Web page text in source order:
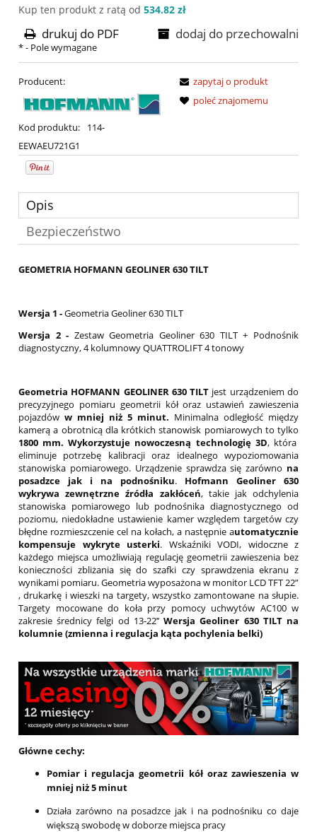
Kup ten produkt z ratą od 534.82 zł
dodaj do przechowalni
drukuj do PDF
*- Pole wymagane
Producent:
Kod produktu:
114-
EEWAEU721G1
zapytaj o produkt
poleć znajomemu
Opis
Bezpieczeństwo
GEOMETRIA HOFMANN GEOLINER 630 TILT
Wersja 1 -Geometria Geoliner 630 TILT
Wersja 2 - Zestaw Geometria Geoliner 630 TILT + Podnośnik
diagnostyczny, 4 kolumnowy QUATTROLIFT 4 tonowy
Geometria HOFMANN GEOLINER 630 TILT jest urządzeniem do
precyzyjnego pomiaru geometrii kół oraz ustawień zawieszenia
pojazdów w mniej niż 5 minut. Minimalna odległość między
kamerą a obrotnicą dla krótkich stanowisk pomiarowych to tylko
1800 mm. Wykorzystuje nowoczesną technologię 3D, która
eliminuje potrzebę kalibracji oraz idealnego wypoziomowania
stanowiska pomiarowego. Urządzenie sprawdza się zarówno na
posadzce jak i na podnośniku. Hofmann Geoliner 630
wykrywa zewnętrzne źródła zakłóceń, takie jak odchylenia
stanowiska pomiarowego lub podnośnika diagnostycznego od
poziomu, niedokładne ustawienie kamer względem targetów czy
błędne rozmieszczenie cel na kołach, a następnie automatycznie
kompensuje wykryte usterki. Wskaźniki VODI, widoczne z
każdego miejsca umożliwiają regulację geometrii zawieszenia bez
konieczności zbliżania się do szafki czy sprawdzenia ekranu z
wynikami pomiaru. Geometria wyposażona w monitor LCD TFT 22”
, drukarkę i wieszki na targety, wszystko zamontowane na słupie.
Targety mocowane do koła przy pomocy uchwytów AC100 w
zakresie średnicy felgi od 13-22’’Wersja Geoliner 630 TILT na
kolumnie (zmienna i regulacja kąta pochylenia belki)
Główne cechy:
Pomiar i regulacja geometrii kół oraz zawieszenia w
mniej niż 5 minut
Działa zarówno na posadzce jak i na podnośniku co daje
większą swobodę w doborze miejsca pracy